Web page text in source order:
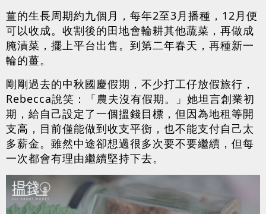
薑的生長周期約九個月，每年2至3月播種，12月便
可以收成。收割後的田地會輪耕其他蔬菜，再做成
腌漬菜，擺上平台出售。到第二年春天，再種新一
輪的薑。
剛剛過去的中秋國慶假期，不少打工仔放假旅行，
Rebecca說笑：「農夫沒有假期。」她坦言創業初
期，給自己設定了一個搵錢目標，但因為地租等開
支高，目前僅能做到收支平衡，也不能支付自己太
多薪金。雖然中途卻想過很多次要不要繼續，但每
一次都會有理由繼續堅持下去。